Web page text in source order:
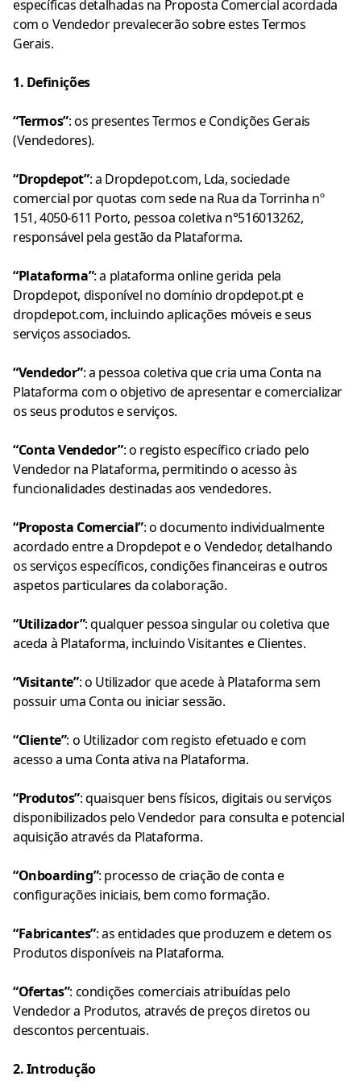
específicas detalhadas na Proposta Comercial acordada
com o Vendedor prevalecerão sobre estes Termos
Gerais.
1. Definições
“Termos”: os presentes Termos e Condições Gerais
(Vendedores).
“Dropdepot”: a Dropdepot.com, Lda, sociedade
comercial por quotas com sede na Rua da Torrinha nº
151, 4050-611 Porto, pessoa coletiva n°516013262,
responsável pela gestão da Plataforma.
“Plataforma”: a plataforma online gerida pela
Dropdepot, disponível no domínio dropdepot.pt e
dropdepot.com, incluindo aplicações móveis e seus
serviços associados.
“Vendedor”: a pessoa coletiva que cria uma Conta na
Plataforma com o objetivo de apresentar e comercializar
os seus produtos e serviços.
“Conta Vendedor”: o registo específico criado pelo
Vendedor na Plataforma, permitindo o acesso às
funcionalidades destinadas aos vendedores.
“Proposta Comercial”: o documento individualmente
acordado entre a Dropdepot e o Vendedor, detalhando
os serviços específicos, condições financeiras e outros
aspetos particulares da colaboração.
“Utilizador”: qualquer pessoa singular ou coletiva que
aceda à Plataforma, incluindo Visitantes e Clientes.
“Visitante”: o Utilizador que acede à Plataforma sem
possuir uma Conta ou iniciar sessão.
“Cliente”: o Utilizador com registo efetuado e com
acesso a uma Conta ativa na Plataforma.
“Produtos”: quaisquer bens físicos, digitais ou serviços
disponibilizados pelo Vendedor para consulta e potencial
aquisição através da Plataforma.
“Onboarding”: processo de criação de conta e
configurações iniciais, bem como formação.
“Fabricantes”: as entidades que produzem e detem os
Produtos disponíveis na Plataforma.
“Ofertas”: condições comerciais atribuídas pelo
Vendedor a Produtos, através de preços diretos ou
descontos percentuais.
2. Introdução